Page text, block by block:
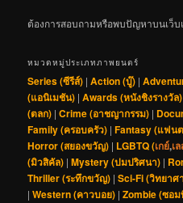
ต้องการสอบถามหรือพบปัญหาบนเว็บ
หมวดหมู่ประเภทภาพยนตร์
Series (ซีรีส์) |Action (บู๊) |
(แอนิเมชัน) |Awards (หนังชิงรางวัล)
(ตลก) |Crime (อาชญากรรม) |
Family (ครอบครัว) |Fantasy (แฟน
Horror (สยองขวัญ) | LGBTQ (เกย์,เ
(มิวสิคัล) |Mystery (ปมปริศนา) |
Thriller (ระทึกขวัญ) |Sci-Fi (วิทยาศ
|Western (คาวบอย) |Zombie (ซอ